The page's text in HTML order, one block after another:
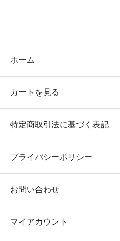
ホーム
カートを見る
特定商取引法に基づく表記
プライバシーポリシー
お問い合わせ
マイアカウント